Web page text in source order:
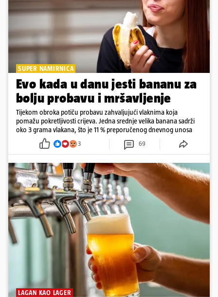
SUPER NAMIRNICA
Evo kada u danu jesti bananu za
bolju probavu i mršavljenje
Tijekom obroka potiču probavu zahvaljujući vlaknima koja
pomažu pokretljivosti crijeva. Jedna srednje velika banana sadrži
oko 3 grama vlakana, što je 11 % preporučenog dnevnog unosa
3 69
LAGAN KAO LAGER